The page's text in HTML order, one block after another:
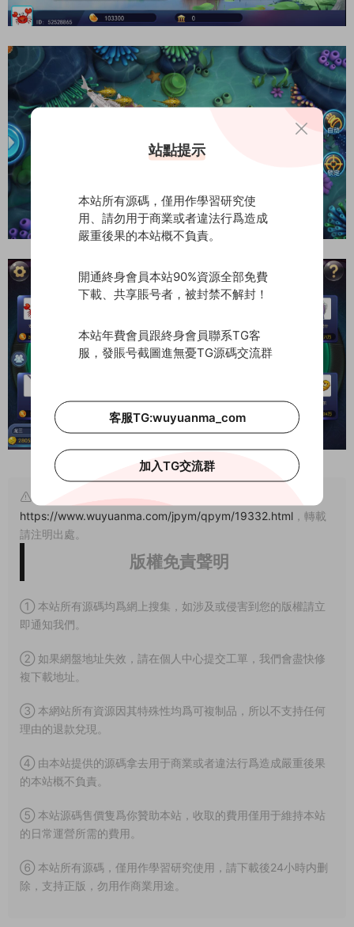
https://www.wuyuanma.com/jpym/qpym/19332.html ，轉載
請注明出處。
版權免責聲明
① 本站所有源碼均爲網上搜集，如涉及或侵害到您的版權請立
即通知我們。
② 如果網盤地址失效，請在個人中心提交工單，我們會盡快修
複下載地址。
③ 本網站所有資源因其特殊性均爲可複制品，所以不支持任何
理由的退款兌現。
④ 由本站提供的源碼拿去用于商業或者違法行爲造成嚴重後果
的本站概不負責。
⑤ 本站源碼售價隻爲你贊助本站，收取的費用僅用于維持本站
的日常運營所需的費用。
⑥ 本站所有源碼，僅用作學習研究使用，請下載後24小時内删
除，支持正版，勿用作商業用途。
站點提示
本站所有源碼，僅用作學習研究使
用、請勿用于商業或者違法行爲造成
嚴重後果的本站概不負責。
開通終身會員本站90%資源全部免費
下載、共享賬号者，被封禁不解封！
本站年費會員跟終身會員聯系TG客
服，發賬号截圖進無憂TG源碼交流群
客服TG:wuyuanma_com
加入TG交流群